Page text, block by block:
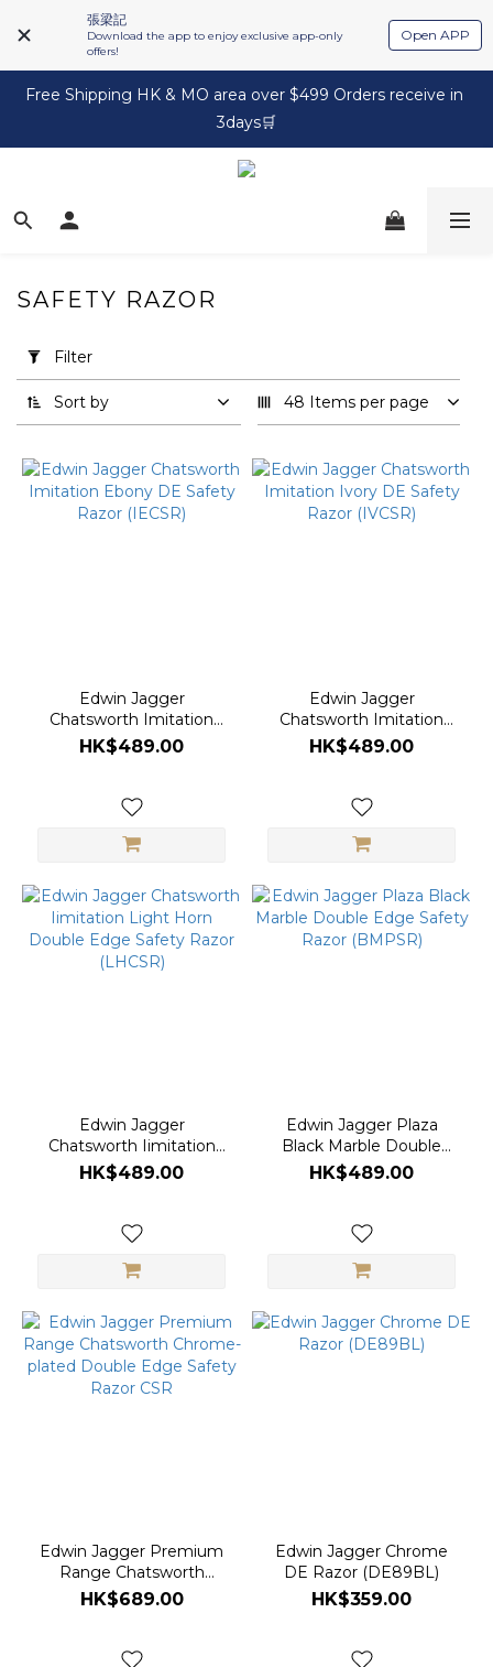
張梁記
Download the app to enjoy exclusive app-only
offers!
Open APP
Free Shipping HK & MO area over $499 Orders receive in
3days🛒
Filter
(0/20)
Edwin
Jagger
SAFETY RAZOR
Filter
Sort by 48 Items per page
Edwin Jagger
Chatsworth Imitation
Ebony DE Safety Razor
(IECSR)
HK$489.00
Edwin Jagger
Chatsworth Imitation
Ivory DE Safety Razor
(IVCSR)
HK$489.00
Edwin Jagger
Chatsworth Iimitation
Light Horn Double Edge
Safety Razor (LHCSR)
HK$489.00
Edwin Jagger Plaza
Black Marble Double
Edge Safety Razor
(BMPSR)
HK$489.00
Edwin Jagger Premium
Range Chatsworth
Chrome-plated Double
Edge Safety Razor CSR
HK$689.00
Edwin Jagger Chrome
DE Razor (DE89BL)
HK$359.00